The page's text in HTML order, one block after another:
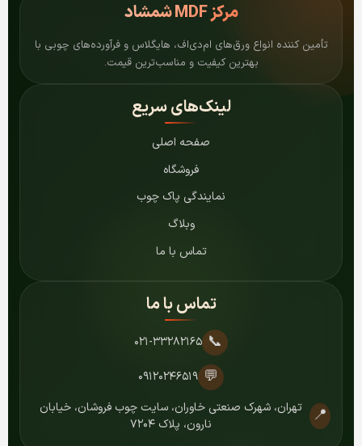
مرکزMDF شمشاد
تأمین کننده انواع ورق‌های ام‌دی‌اف، هایگلاس و فرآورده‌های چوبی با
بهترین کیفیت و مناسب‌ترین قیمت.
لینک‌های سریع
صفحه اصلی
فروشگاه
نمایندگی پاک چوب
وبلاگ
تماس با ما
تماس با ما
📞 ۰۲۱-۳۳۲۸۲۱۶۵
💬 ۰۹۱۲۰۲۴۶۵۱۹
📍
تهران، شهرک صنعتی خاوران، سایت چوب فروشان، خیابان
نارون، پلاک ۷۲۰۴